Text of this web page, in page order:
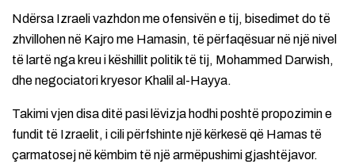
Ndërsa Izraeli vazhdon me ofensivën e tij, bisedimet do të
zhvillohen në Kajro me Hamasin, të përfaqësuar në një nivel
të lartë nga kreu i këshillit politik të tij, Mohammed Darwish,
dhe negociatori kryesor Khalil al-Hayya.
Takimi vjen disa ditë pasi lëvizja hodhi poshtë propozimin e
fundit të Izraelit, i cili përfshinte një kërkesë që Hamas të
çarmatosej në këmbim të një armëpushimi gjashtëjavor.